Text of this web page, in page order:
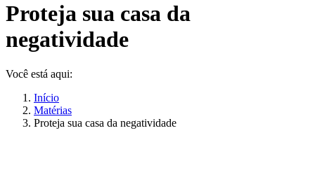
Proteja sua casa da
negatividade
Você está aqui:
Início
Matérias
Proteja sua casa da negatividade